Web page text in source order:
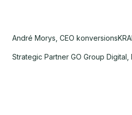
André Morys, CEO
Strategic Partner GO Group Digital,